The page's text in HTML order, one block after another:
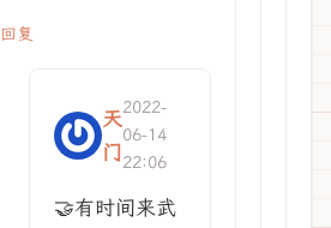
回复
天
门
2022-
06-14
22:06
🤝有时间来武